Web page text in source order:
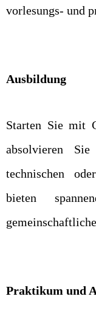
vorlesungs- und
Ausbildung
Starten Sie mit
absolvieren
technischen
bieten
Praktikum und